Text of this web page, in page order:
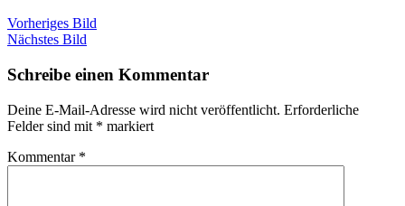
Vorheriges Bild
Nächstes Bild
Schreibe einen Kommentar
Deine E-Mail-Adresse wird nicht veröffentlicht. Erforderliche
Felder sind mit * markiert
Kommentar *